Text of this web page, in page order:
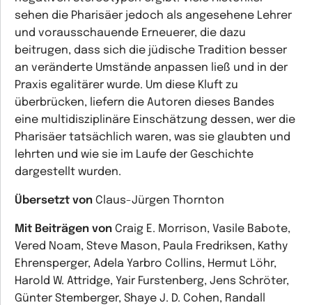
sehen die Pharisäer jedoch als angesehene Lehrer
und vorausschauende Erneuerer, die dazu
beitrugen, dass sich die jüdische Tradition besser
an veränderte Umstände anpassen ließ und in der
Praxis egalitärer wurde. Um diese Kluft zu
überbrücken, liefern die Autoren dieses Bandes
eine multidisziplinäre Einschätzung dessen, wer die
Pharisäer tatsächlich waren, was sie glaubten und
lehrten und wie sie im Laufe der Geschichte
dargestellt wurden.
Übersetzt von Claus-Jürgen Thornton
Mit Beiträgen von Craig E. Morrison, Vasile Babote,
Vered Noam, Steve Mason, Paula Fredriksen, Kathy
Ehrensperger, Adela Yarbro Collins, Hermut Löhr,
Harold W. Attridge, Yair Furstenberg, Jens Schröter,
Günter Stemberger, Shaye J. D. Cohen, Randall